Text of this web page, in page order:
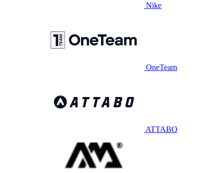
Nike
OneTeam
ATTABO